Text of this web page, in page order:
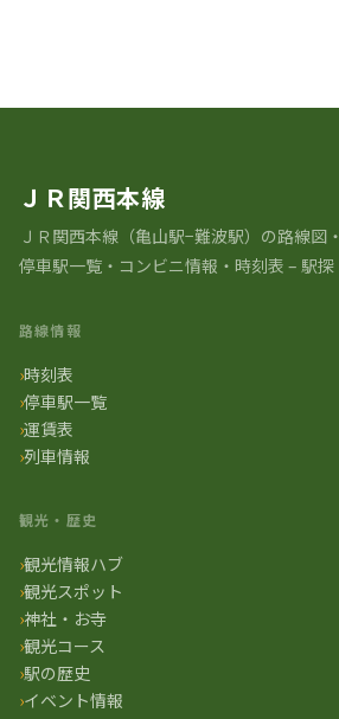
ＪＲ関西本線
ＪＲ関⻄本線（亀山駅−難波駅）の路線図
停車駅一覧・コンビニ情報・時刻表 – 駅探
路線情報
時刻表
停車駅一覧
運賃表
列車情報
観光・歴史
観光情報ハブ
観光スポット
神社・お寺
観光コース
駅の歴史
イベント情報